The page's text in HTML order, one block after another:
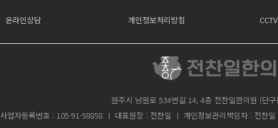
온라인상담 개인정보처리방침
원주시 남원로 534번길 14, 4층 전찬일한의원 (단
사업자등록번호 : 105-91-58858 ㅣ 대표원장 : 전찬일 ㅣ 개인정보관리책임자 : 전찬